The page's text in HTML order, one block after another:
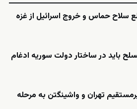
سلاح حماس و خروج اسرائیل از غزه
باید در ساختار دولت سوریه ادغام
تهران و واشینگتن به مرحله